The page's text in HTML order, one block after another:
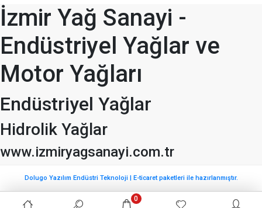
0
İzmir Yağ Sanayi -
Endüstriyel Yağlar ve
Motor Yağları
Endüstriyel Yağlar
Hidrolik Yağlar
www.izmiryagsanayi.com.tr
Dolugo Yazılım Endüstri Teknoloji | E-ticaret paketleri ile hazırlanmıştır.